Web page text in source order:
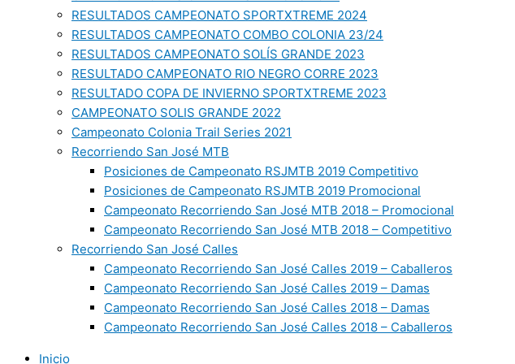
RESULTADOS CAMPEONATO SPORTXTREME 2024
RESULTADOS CAMPEONATO COMBO COLONIA 23/24
RESULTADOS CAMPEONATO SOLÍS GRANDE 2023
RESULTADO CAMPEONATO RIO NEGRO CORRE 2023
RESULTADO COPA DE INVIERNO SPORTXTREME 2023
CAMPEONATO SOLIS GRANDE 2022
Campeonato Colonia Trail Series 2021
Recorriendo San José MTB
Posiciones de Campeonato RSJMTB 2019 Competitivo
Posiciones de Campeonato RSJMTB 2019 Promocional
Campeonato Recorriendo San José MTB 2018 – Promocional
Campeonato Recorriendo San José MTB 2018 – Competitivo
Recorriendo San José Calles
Campeonato Recorriendo San José Calles 2019 – Caballeros
Campeonato Recorriendo San José Calles 2019 – Damas
Campeonato Recorriendo San José Calles 2018 – Damas
Campeonato Recorriendo San José Calles 2018 – Caballeros
Inicio